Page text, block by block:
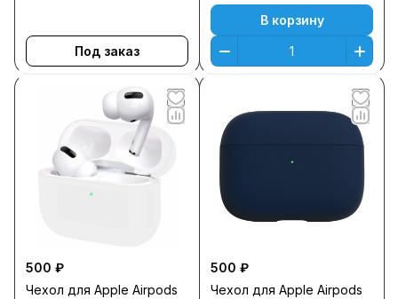
Под заказ
В корзину
500 ₽
Чехол для Apple Airpods
500 ₽
Чехол для Apple Airpods